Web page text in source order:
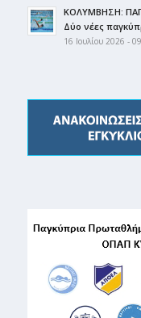
ΚΟΛΥΜΒΗΣΗ:
Δύο νέες
16 Ιουλίου 2026 -